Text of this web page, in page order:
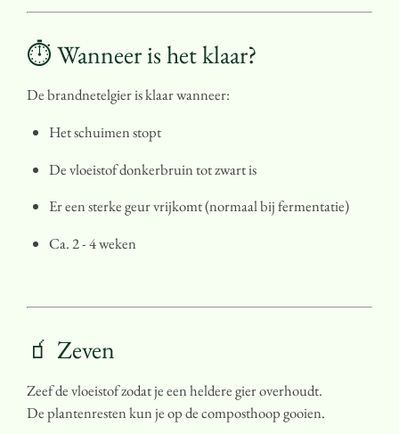
⏱️ Wanneer is het klaar?
De brandnetelgier is klaar wanneer:
Het schuimen stopt
De vloeistof donkerbruin tot zwart is
Er een sterke geur vrijkomt (normaal bij fermentatie)
Ca. 2 - 4 weken
🧃 Zeven
Zeef de vloeistof zodat je een heldere gier overhoudt.
De plantenresten kun je op de composthoop gooien.